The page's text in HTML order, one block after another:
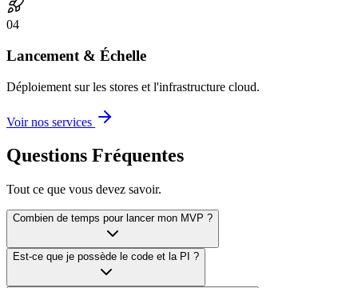
04
Lancement & Échelle
Déploiement sur les stores et l'infrastructure cloud.
Voir nos services
Questions Fréquentes
Tout ce que vous devez savoir.
Combien de temps pour lancer mon MVP ?
Est-ce que je possède le code et la PI ?